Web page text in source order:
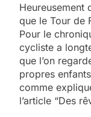
Heureusement
que le Tour de
Pour le
cycliste a
que l’on
propres
comme
l’article “Des